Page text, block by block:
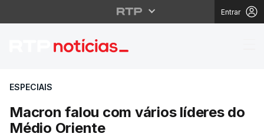
Entrar
Macron falou com
ESPECIAIS
Macron falou com vários líderes do
Médio Oriente